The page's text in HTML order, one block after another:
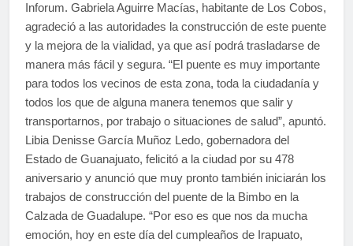
Inforum. Gabriela Aguirre Macías, habitante de Los Cobos,
agradeció a las autoridades la construcción de este puente
y la mejora de la vialidad, ya que así podrá trasladarse de
manera más fácil y segura. “El puente es muy importante
para todos los vecinos de esta zona, toda la ciudadanía y
todos los que de alguna manera tenemos que salir y
transportarnos, por trabajo o situaciones de salud”, apuntó.
Libia Denisse García Muñoz Ledo, gobernadora del
Estado de Guanajuato, felicitó a la ciudad por su 478
aniversario y anunció que muy pronto también iniciarán los
trabajos de construcción del puente de la Bimbo en la
Calzada de Guadalupe. “Por eso es que nos da mucha
emoción, hoy en este día del cumpleaños de Irapuato,